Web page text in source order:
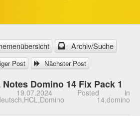
Archiv/Suche
Post Nächster Post
Domino 14 Fix Pack 1
19.07.2024 Posted in
14,domino